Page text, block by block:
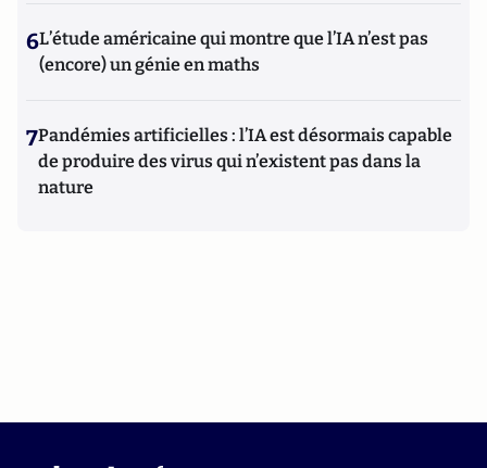
6L’étude américaine qui montre que l’IA n’est pas
(encore) un génie en maths
7Pandémies artificielles : l’IA est désormais capable
de produire des virus qui n’existent pas dans la
nature